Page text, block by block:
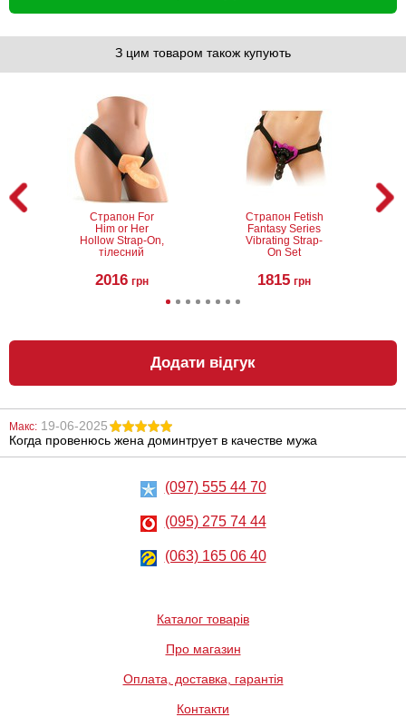
З цим товаром також купують
Страпон For
Him or Her
Hollow Strap-On,
тілесний
2016 грн
Страпон Fetish
Fantasy Series
Vibrating Strap-
On Set
1815 грн
Стрінги відкриті
Анальний
водній основі
лубрикант на
Додати відгук
Макс: 19-06-2025
Когда провенюсь жена доминтрует в качестве мужа
(097) 555 44 70
(095) 275 74 44
(063) 165 06 40
Каталог товарів
Про магазин
Оплата, доставка, гарантія
Контакти